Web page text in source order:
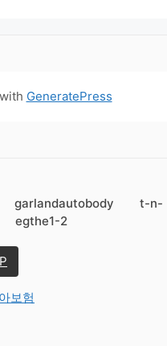
GeneratePress
garlandautobody
t-n-
egthe1-2
보험